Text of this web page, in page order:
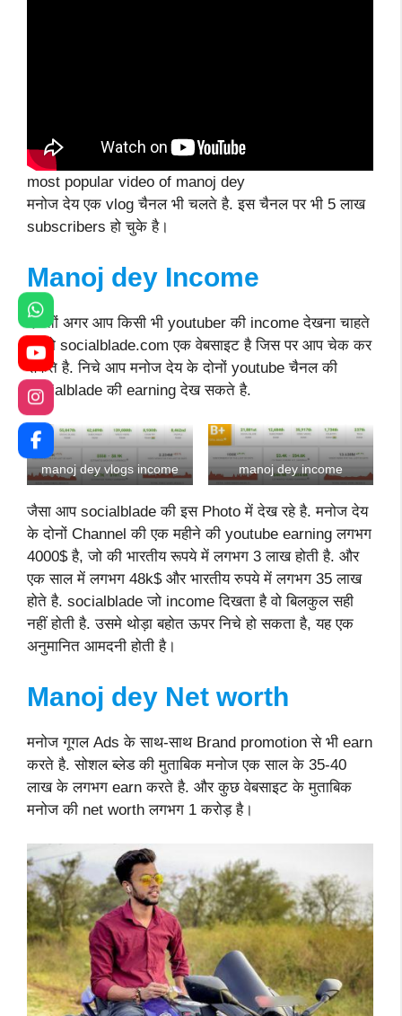
most popular video of manoj dey
मनोज देय एक vlog चैनल भी चलते है. इस चैनल पर भी 5 लाख
subscribers हो चुके है।
Manoj dey Income
दोस्तों अगर आप किसी भी youtuber की income देखना चाहते
है. तो socialblade.com एक वेबसाइट है जिस पर आप चेक कर
सकते है. निचे आप मनोज देय के दोनों youtube चैनल की
socialblade की earning देख सकते है.
manoj dey vlogs income manoj dey income
जैसा आप socialblade की इस Photo में देख रहे है. मनोज देय
के दोनों Channel की एक महीने की youtube earning लगभग
4000$ है, जो की भारतीय रूपये में लगभग 3 लाख होती है. और
एक साल में लगभग 48k$ और भारतीय रुपये में लगभग 35 लाख
होते है. socialblade जो income दिखता है वो बिलकुल सही
नहीं होती है. उसमे थोड़ा बहोत ऊपर निचे हो सकता है, यह एक
अनुमानित आमदनी होती है।
Manoj dey Net worth
मनोज गूगल Ads के साथ-साथ Brand promotion से भी earn
करते है. सोशल ब्लेड की मुताबिक मनोज एक साल के 35-40
लाख के लगभग earn करते है. और कुछ वेबसाइट के मुताबिक
मनोज की net worth लगभग 1 करोड़ है।